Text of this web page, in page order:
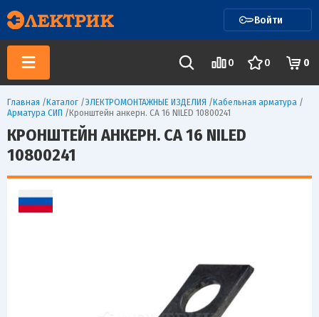
Войти
0 0 0
Главная /Каталог /ЭЛЕКТРОМОНТАЖНЫЕ ИЗДЕЛИЯ /Кабельная арматура /
Арматура СИП /Кронштейн анкерн. CA 16 NILED 10800241
КРОНШТЕЙН АНКЕРН. CA 16 NILED
10800241